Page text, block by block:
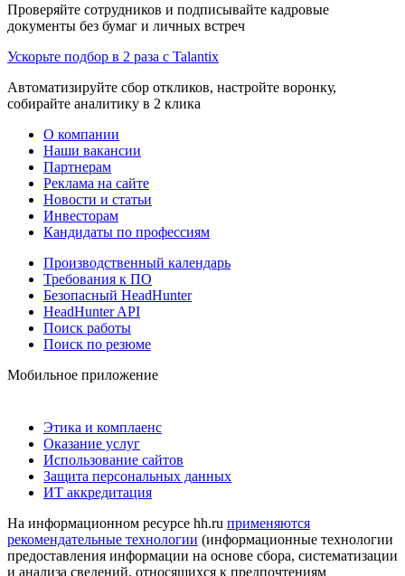
Проверяйте сотрудников и подписывайте кадровые
документы без бумаг и личных встреч
Ускорьте подбор в 2 раза с Talantix
Автоматизируйте сбор откликов, настройте воронку,
собирайте аналитику в 2 клика
О компании
Наши вакансии
Партнерам
Реклама на сайте
Новости и статьи
Инвесторам
Кандидаты по профессиям
Производственный календарь
Требования к ПО
Безопасный HeadHunter
HeadHunter API
Поиск работы
Поиск по резюме
Мобильное приложение
Этика и комплаенс
Оказание услуг
Использование сайтов
Защита персональных данных
ИТ аккредитация
На информационном ресурсе hh.ru применяются
рекомендательные технологии (информационные технологии
предоставления информации на основе сбора, систематизации
и анализа сведений, относящихся к предпочтениям